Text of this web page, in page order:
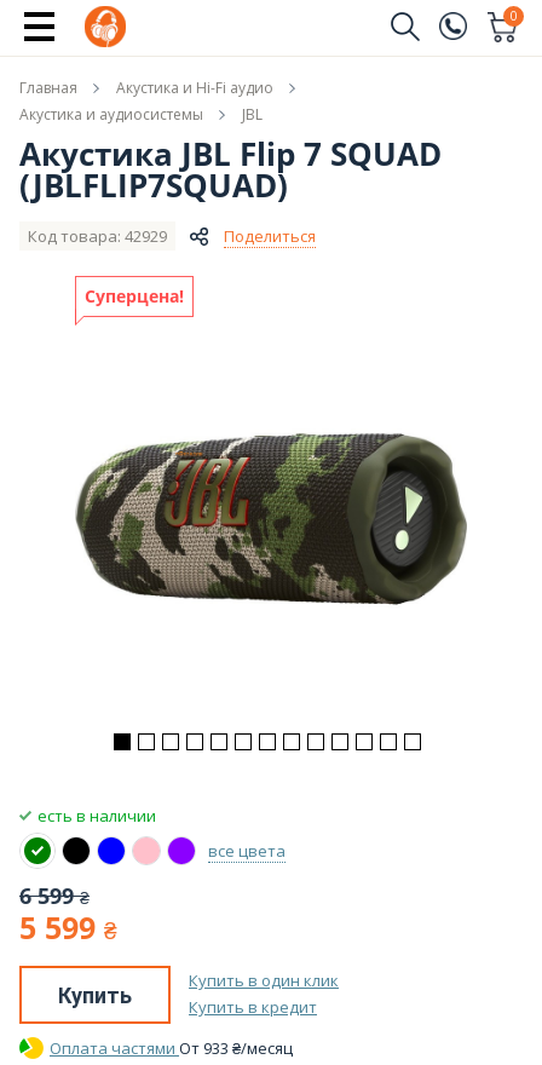
(096)
(044)
0
Имя
Телефон
Главная
Акустика и Hi-Fi аудио
Акустика и аудиосистемы
JBL
Акустика JBL Flip 7 SQUAD
(JBLFLIP7SQUAD)
Код товара: 42929 Поделиться
Суперцена!
есть в наличии
все цвета
6 599 ₴
5 599 ₴
Купить
Купить в один клик
Купить в кредит
Оплата частями От933 ₴/месяц
Купить